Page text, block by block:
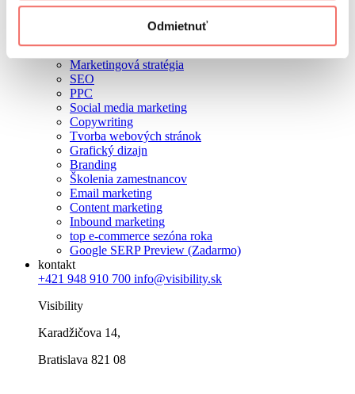
Odmietnuť
Marketing brunch
Boost conferences
služby
Marketingová stratégia
SEO
PPC
Social media marketing
Copywriting
Tvorba webových stránok
Grafický dizajn
Branding
Školenia zamestnancov
Email marketing
Content marketing
Inbound marketing
top e-commerce sezóna roka
Google SERP Preview (Zadarmo)
kontakt
+421 948 910 700 info@visibility.sk
Visibility
Karadžičova 14,
Bratislava 821 08